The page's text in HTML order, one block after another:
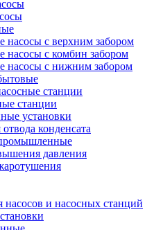
насосы с верхним забором
насосы с комбин забором
насосы с нижним забором
станции
станции
установки
конденсата
давления
и насосных станций